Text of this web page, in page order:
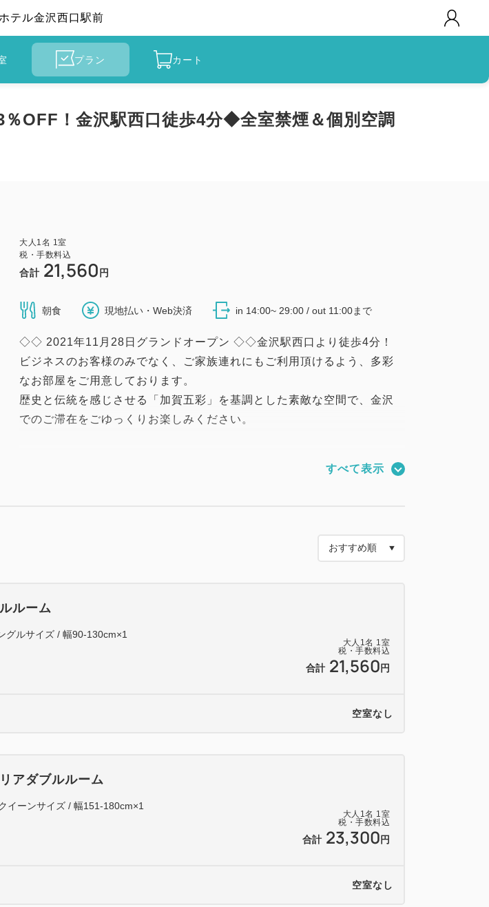
テル金沢西口駅前
プラン カート
OFF！金沢駅西口徒歩4分◆全室禁煙＆個別空調
大人 1名 1室
税・手数料込
合計 21,560 円
朝食 現地払い・Web決済 in 14:00~ 29:00 / out 11:00まで
◇◇ 2021年11月28日グランドオープン ◇◇金沢駅西口より徒歩4分！
ビジネスのお客様のみでなく、ご家族連れにもご利用頂けるよう、多彩
なお部屋をご用意しております。
歴史と伝統を感じさせる「加賀五彩」を基調とした素敵な空間で、金沢
でのご滞在をごゆっくりお楽しみください。
・全室禁煙♪（1Fに喫煙コーナーあり）
・全客室に加湿空気清浄機完備♪
【館内設備】
・コインランドリー、電子レンジ、製氷機、飲料自動販売機あり。
・ホテルには駐車場はございませんので、近隣の駐車場をご案内いたし
すべて表示
大人 1名 1室
税・手数料込
合計 21,560 円
ルーム
グルサイズ / 幅90-130cm×1
空室なし
大人 1名 1室
税・手数料込
合計 23,300 円
アダブルルーム
イーンサイズ / 幅151-180cm×1
空室なし